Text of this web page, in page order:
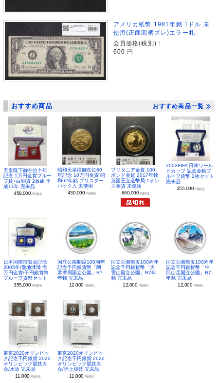
アメリカ紙幣 1981年銘 1ドル 未
使用(正面図柄ズレ)エラー札
会員価格(税別)：
600 円
おすすめ商品 おすすめ商品一覧
天皇陛下御在位十年
記念 1万円金貨プルー
フ貨+白銅貨 2枚組 平
成11年 完未品
458,000 円(税別)
昭和天皇様御在位60
年記念 10万円金貨 昭
和62年銘 ブリスター
パック入 未使用
430,000 円(税別)
ブリタニア金貨 100
ポンド金貨 2017年銘
英国王立造幣局 1オン
ス金貨 未使用
660,000 円(税別)
2002FIFA 日韓ワール
ドカップ 記念金銀プ
ルーフ貨幣 2枚セット
完未品
355,000 円(税別)
日本国際博覧会記念
2005年/愛地球博 壱
万円金貨/千円銀貨幣
プルーフ貨幣セット
355,000 円(税別)
国立公園制度100周年
記念千円銀貨幣「阿
寒摩周国立公園」R7
年銘 完未品
12,000 円(税別)
国立公園制度100周年
記念千円銀貨幣「大
雪山国立公園」R7年
銘 完未品
12,000 円(税別)
国立公園制度100周年
記念千円銀貨幣「中
部山岳国立公園」R7
年銘 完未品
12,000 円(税別)
東京2020オリンピッ
ク記念千円銀貨 2020
オリンピック競技大
会/水泳 完未品
11,000円(税別)
東京2020オリンピッ
ク記念千円銀貨 2020
オリンピック競技大
会/陸上競技 完未品
11,000 円(税別)